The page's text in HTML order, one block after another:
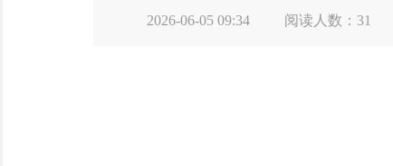
2026-06-05 09:34 阅读人数： 31